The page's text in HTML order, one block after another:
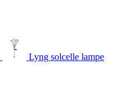
Lyng solcelle lampe